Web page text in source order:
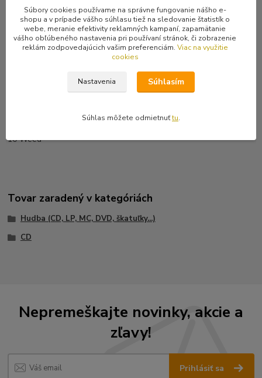
Tracklist
2 Still The Same
3 Friday Night (B.G.S.M.D.)
5 Nothing But Victory
6 Flowers Of Suffering
10 Weed
Tovar zaradený v kategóriách
Hudba (CD, LP, MC, DVD, škatuľky...)
CD
Nepremeškajte novinky, akcie a
zľavy!
Prihlásiť sa
Súbory cookies používame na správne fungovanie nášho e-
shopu a v prípade vášho súhlasu tiež na sledovanie štatistík o
webe, meranie efektivity reklamných kampaní, zapamätanie
vášho obľúbeného nastavenia pri používaní stránok, či zobrazenie
reklám zodpovedajúcich vašim preferenciám. Viac na využitie
cookies
Nastavenia Súhlasím
Súhlas môžete odmietnuťtu.